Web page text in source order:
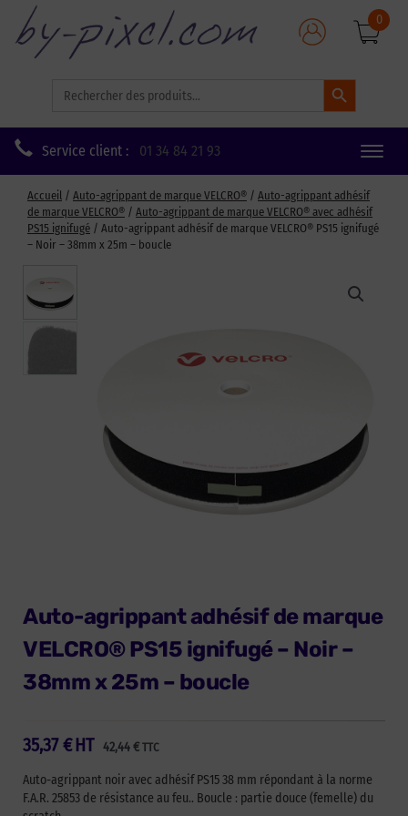
for:
Search Button
0
Service client : 01 34 84 21 93
Toggle
Accueil / Auto-agrippant de marque VELCRO® / Auto-agrippant adhésif
de marque VELCRO® / Auto-agrippant de marque VELCRO® avec adhésif
PS15 ignifugé / Auto-agrippant adhésif de marque VELCRO® PS15 ignifugé
– Noir – 38mm x 25m – boucle
Auto-agrippant adhésif de marque
VELCRO® PS15 ignifugé – Noir –
38mm x 25m – boucle
35,37€ 42,44€ TTC
HT
Auto-agrippant noir avec adhésif PS15 38 mm répondant à la norme
F.A.R. 25853 de résistance au feu.. Boucle : partie douce (femelle) du